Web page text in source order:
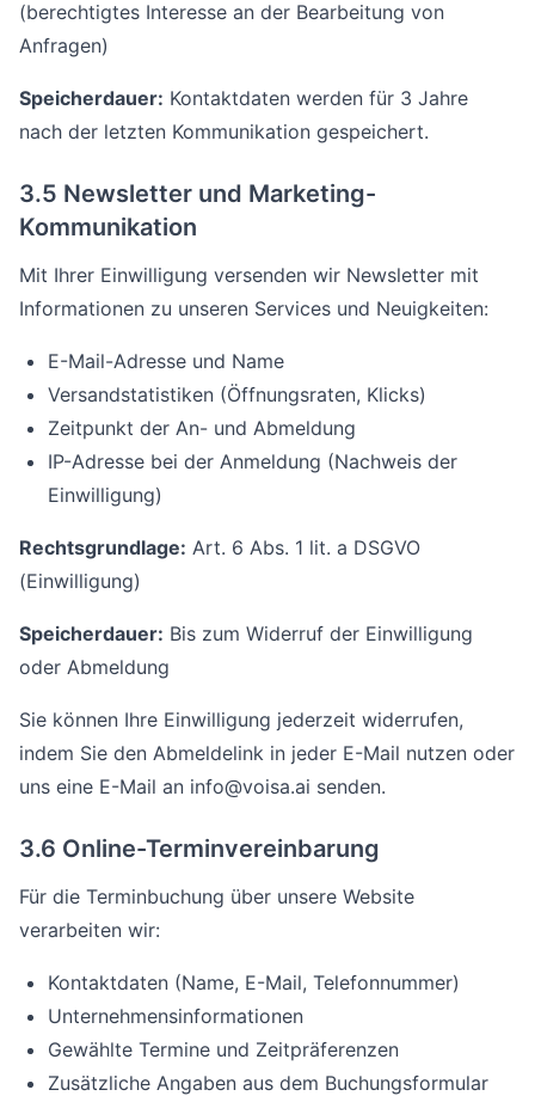
(berechtigtes Interesse an der Bearbeitung von
Anfragen)
Speicherdauer: Kontaktdaten werden für 3 Jahre
nach der letzten Kommunikation gespeichert.
3.5 Newsletter und Marketing-
Kommunikation
Mit Ihrer Einwilligung versenden wir Newsletter mit
Informationen zu unseren Services und Neuigkeiten:
E-Mail-Adresse und Name
Versandstatistiken (Öffnungsraten, Klicks)
Zeitpunkt der An- und Abmeldung
IP-Adresse bei der Anmeldung (Nachweis der
Einwilligung)
Rechtsgrundlage: Art. 6 Abs. 1 lit. a DSGVO
(Einwilligung)
Speicherdauer: Bis zum Widerruf der Einwilligung
oder Abmeldung
Sie können Ihre Einwilligung jederzeit widerrufen,
indem Sie den Abmeldelink in jeder E-Mail nutzen oder
uns eine E-Mail an info@voisa.ai senden.
3.6 Online-Terminvereinbarung
Für die Terminbuchung über unsere Website
verarbeiten wir:
Kontaktdaten (Name, E-Mail, Telefonnummer)
Unternehmensinformationen
Gewählte Termine und Zeitpräferenzen
Zusätzliche Angaben aus dem Buchungsformular